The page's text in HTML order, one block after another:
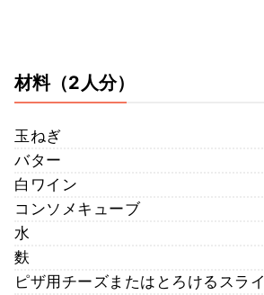
材料（2人分）
玉ねぎ
バター
白ワイン
コンソメキューブ
水
麩
ピザ用チーズまたはとろけるスラ